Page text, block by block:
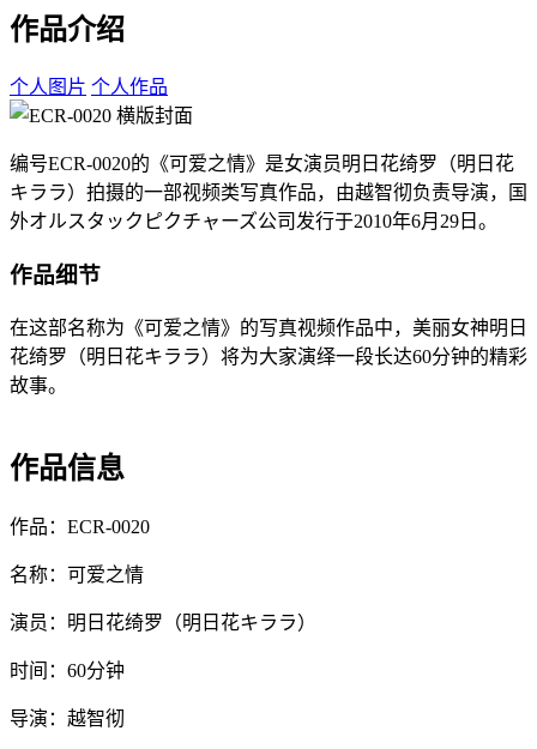
作品介绍
个人图片 个人作品
编号ECR-0020的《可爱之情》是女演员明日花绮罗（明日花
キララ）拍摄的一部视频类写真作品，由越智彻负责导演，国
外オルスタックピクチャーズ公司发行于2010年6月29日。
作品细节
在这部名称为《可爱之情》的写真视频作品中，美丽女神明日
花绮罗（明日花キララ）将为大家演绎一段长达60分钟的精彩
故事。
作品信息
作品：ECR-0020
名称：可爱之情
演员：明日花绮罗（明日花キララ）
时间：60分钟
导演：越智彻